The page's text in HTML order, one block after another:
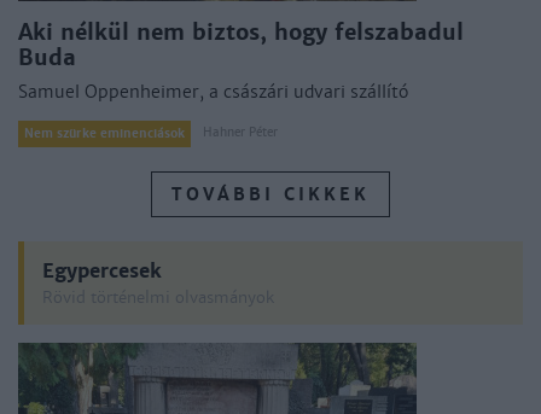
Aki nélkül nem biztos, hogy felszabadul
Buda
Samuel Oppenheimer, a császári udvari szállító
Nem szürke eminenciások Hahner Péter
TOVÁBBI CIKKEK
Egypercesek
Rövid történelmi olvasmányok